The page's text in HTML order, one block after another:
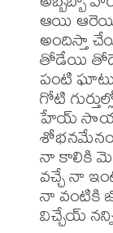
ఆయి
అందిస్తా
తోడేయి
పంటి
గోటి
హేయ్
నా కాలికి
వచ్చే నా
నా వంటికి
విచ్చేయ్